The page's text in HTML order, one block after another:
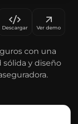
Descargar Ver demo
con una
y diseño